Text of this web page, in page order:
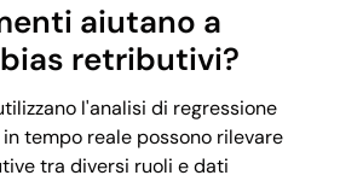
aiutano a
retributivi?
l'analisi di regressione
tempo reale possono rilevare
tra diversi ruoli e dati